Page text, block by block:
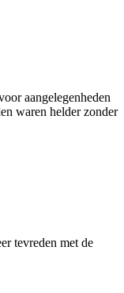
aangelegenheden
waren helder zonder
tevreden met de